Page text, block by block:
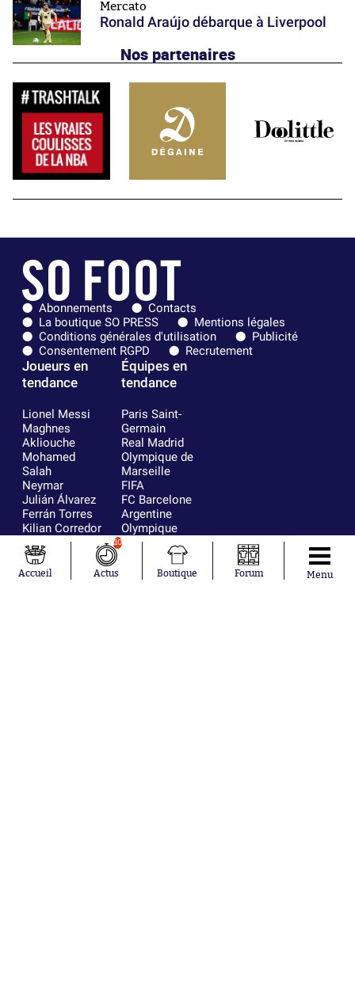
Mercato
Ronald Araújo débarque à Liverpool
Nos partenaires
Abonnements
Contacts
La boutique SO PRESS
Mentions légales
Conditions générales d'utilisation
Publicité
Consentement RGPD
Recrutement
Joueurs en
tendance
Lionel Messi
Maghnes
Akliouche
Mohamed
Salah
Neymar
Julián Álvarez
Ferrán Torres
Kilian Corredor
Franco
Mastantuono
Orel Mangala
Équipes en
tendance
Paris Saint-
Germain
Real Madrid
Olympique de
Marseille
FIFA
FC Barcelone
Argentine
Olympique
lyonnais
AS Monaco
RC Strasbourg
Accueil
10
Actus Boutique Forum Menu